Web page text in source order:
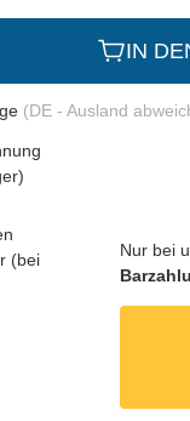
IN
(DE - Ausland
Nur bei